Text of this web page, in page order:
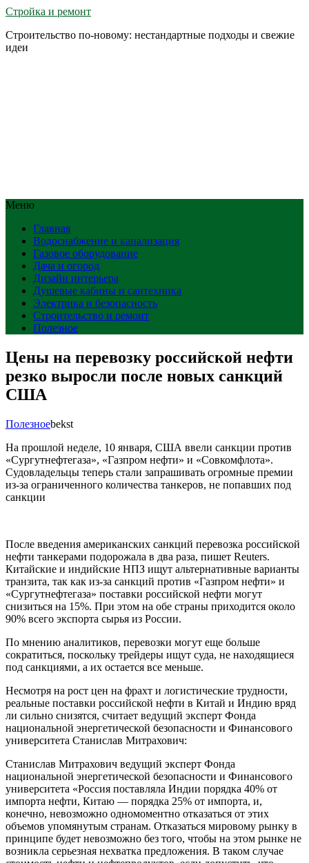
Стройка и ремонт
Строительство по-новому: нестандартные подходы и свежие
идеи
Меню
Главная
Водоснабжение и канализация
Газовое оборудование
Дача и огород
Дизайн интерьера
Душевые кабины и сантехника
Электрика и безопасность
Строительство и ремонт
Полезное
Цены на перевозку российской нефти
резко выросли после новых санкций
США
Полезноеbekst
На прошлой неделе, 10 января, США ввели санкции против
«Сургутнефтегаза», «Газпром нефти» и «Совкомфлота».
Судовладельцы теперь стали запрашивать огромные премии
из-за ограниченного количества танкеров, не попавших под
санкции
После введения американских санкций перевозка российской
нефти танкерами подорожала в два раза, пишет Reuters.
Китайские и индийские НПЗ ищут альтернативные варианты
транзита, так как из-за санкций против «Газпром нефти» и
«Сургутнефтегаза» поставки российской нефти могут
снизиться на 15%. При этом на обе страны приходится около
90% всего экспорта сырья из России.
По мнению аналитиков, перевозки могут еще больше
сократиться, поскольку трейдеры ищут суда, не находящиеся
под санкциями, а их остается все меньше.
Несмотря на рост цен на фрахт и логистические трудности,
реальные поставки российской нефти в Китай и Индию вряд
ли сильно снизятся, считает ведущий эксперт Фонда
национальной энергетической безопасности и Финансового
университета Станислав Митрахович:
Станислав Митрахович ведущий эксперт Фонда
национальной энергетической безопасности и Финансового
университета «Россия поставляла Индии порядка 40% от
импорта нефти, Китаю — порядка 25% от импорта, и,
конечно, невозможно одномоментно отказаться от этих
объемов упомянутым странам. Отказаться мировому рынку в
принципе будет невозможно без того, чтобы на этом рынке не
возникла серьезная нехватка предложения. В таком случае